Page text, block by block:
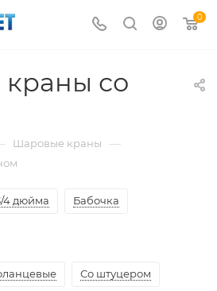
0
со
Шаровые краны —
4 дюйма Бабочка
Со штуцером